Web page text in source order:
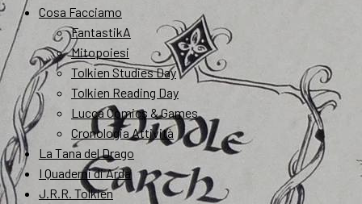
Cosa Facciamo
FantastikA
Mitopoiesi
Tolkien Studies Day
Tolkien Reading Day
Lucca Comics & Games
Cronologia Attività
La Tana del Drago
I Quaderni di Arda
J.R.R. Tolkien